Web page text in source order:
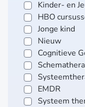
Kinder- en
HBO
Jonge kind
Nieuw
Cognitieve
EMDR
Systeem